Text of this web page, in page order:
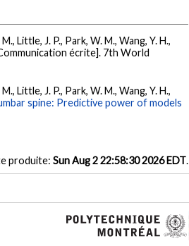
Little, J. P., Park, W. M., Wang, Y. H.,
écrite]. 7th World
Little, J. P., Park, W. M., Wang, Y. H.,
spine: Predictive power of models
produite: Sun Aug 2 22:58:30 2026 EDT.